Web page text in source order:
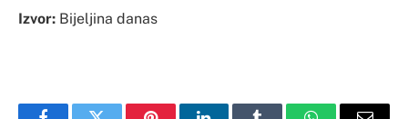
Izvor: Bijeljina danas